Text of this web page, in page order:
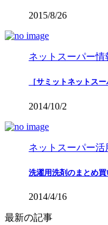
2015/8/26
ネットスーパー情
［サミットネットス
2014/10/2
ネットスーパー活
洗濯用洗剤のまとめ
2014/4/16
最新の記事